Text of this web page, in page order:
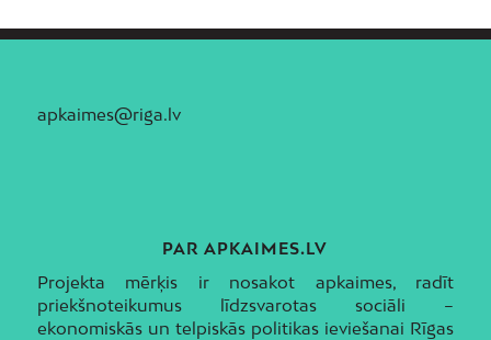
apkaimes@riga.lv
PAR APKAIMES.LV
Projekta mērķis ir nosakot apkaimes, radīt
priekšnoteikumus līdzsvarotas sociāli –
ekonomiskās un telpiskās politikas ieviešanai Rīgas